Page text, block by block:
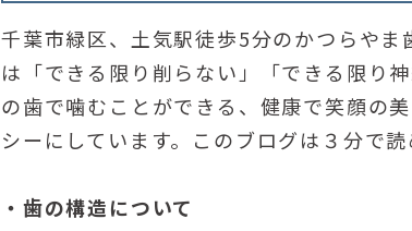
千葉市緑区、土気駅徒歩5分のかつらやま
は「できる限り削らない」「できる限り
の歯で噛むことができる、健康で笑顔の
シーにしています。このブログは３分で読
・歯の構造について